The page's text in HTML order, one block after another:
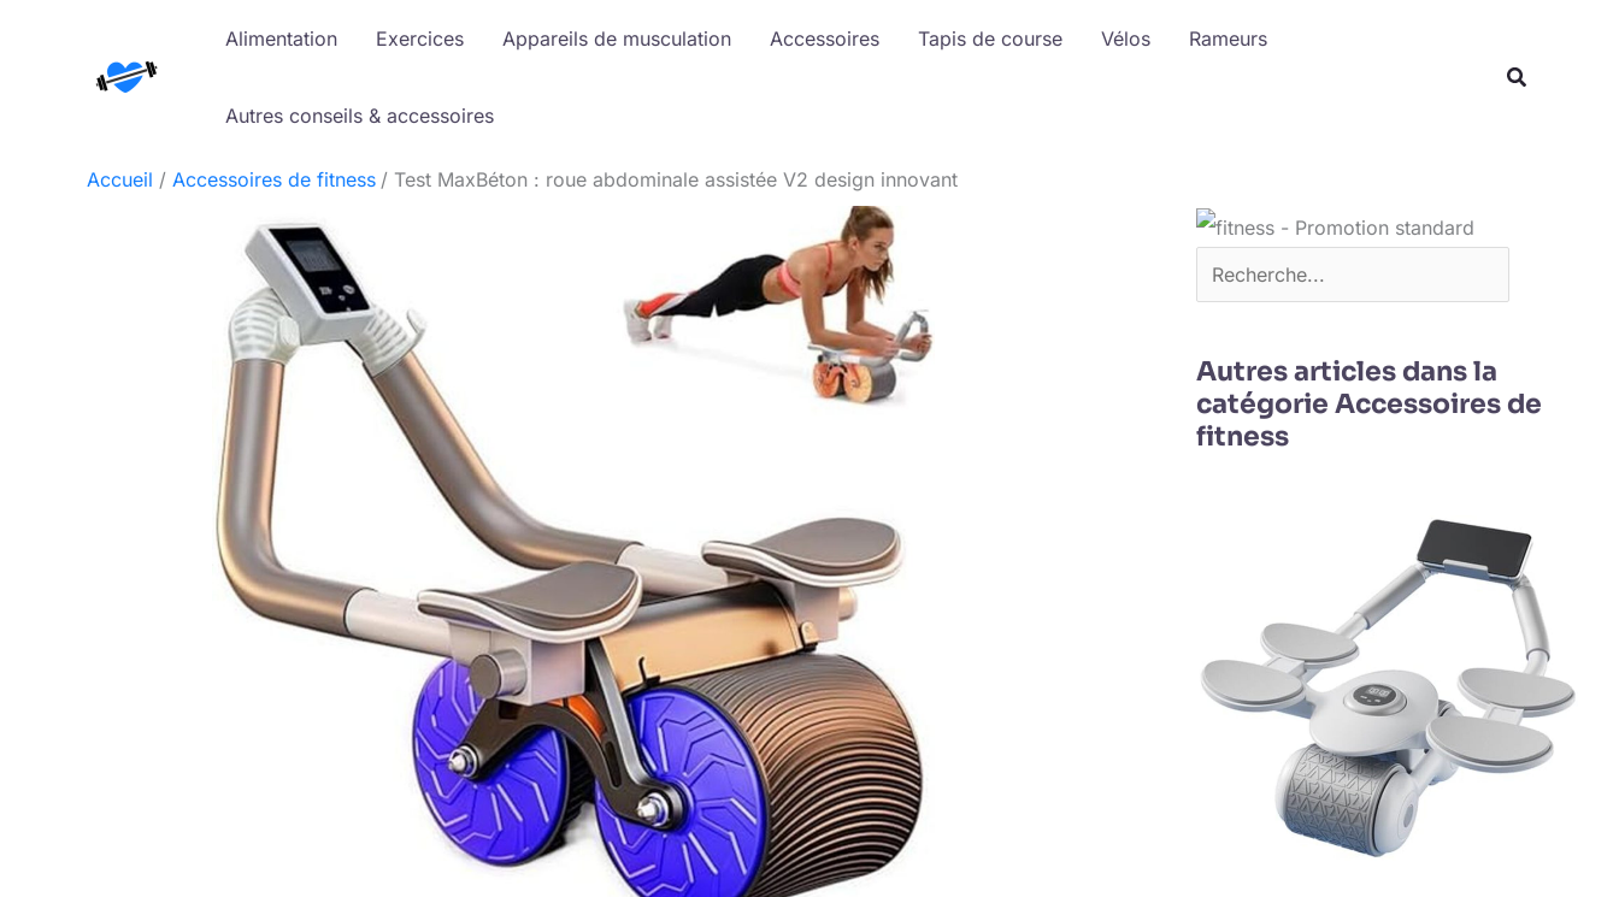
Alimentation Exercices Appareils de musculation Accessoires Tapis de course Vélos Rameurs
Autres conseils & accessoires
Accueil Accessoires de fitness Test MaxBéton : roue abdominale assistée V2 design innovant
r
c
r
Autres articles dans la
catégorie Accessoires de
fitness